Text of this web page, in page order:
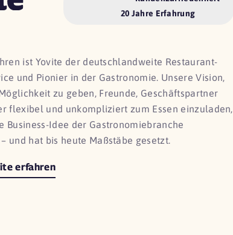
20 Jahre Erfahrung
ist Yovite der deutschlandweite Restaurant-
und Pionier in der Gastronomie. Unsere Vision,
zu geben, Freunde, Geschäftspartner
flexibel und unkompliziert zum Essen einzuladen,
Business-Idee der Gastronomiebranche
und hat bis heute Maßstäbe gesetzt.
erfahren